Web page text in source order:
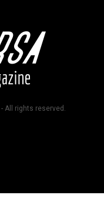
All rights reserved.